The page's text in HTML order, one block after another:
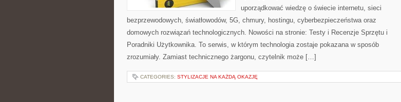
uporządkować wiedzę o świecie internetu, sieci
bezprzewodowych, światłowodów, 5G, chmury, hostingu, cyberbezpieczeństwa oraz
domowych rozwiązań technologicznych. Nowości na stronie: Testy i Recenzje Sprzętu i
Poradniki Użytkownika. To serwis, w którym technologia zostaje pokazana w sposób
zrozumiały. Zamiast technicznego żargonu, czytelnik może […]
CATEGORIES: STYLIZACJE NA KAŻDĄ OKAZJĘ